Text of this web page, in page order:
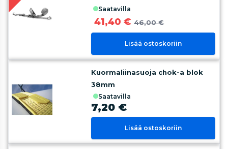
saatavilla
41,40 € 46,00 €
Lisää ostoskoriin
Kuormaliinasuoja chok-a blok
38mm
saatavilla
7,20 €
Lisää ostoskoriin